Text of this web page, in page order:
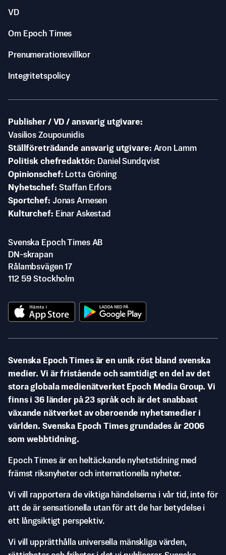
VD
Om Epoch Times
Prenumerationsvillkor
Integritetspolicy
Publisher / VD / ansvarig utgivare
Vasilios Zoupounidis
Ställföreträdande ansvarig utgivare Aron Lamm
Politisk chefredaktör
Daniel Sundqvist
Opinionschef
Lotta Gröning
Nyhetschef Staffan Erfors
Sportchef Jonas Arnesen
Kulturchef
Einar Askestad
Svenska Epoch Times AB
DN-skrapan
Rålambsvägen 17
112 59 Stockholm
Svenska Epoch Times är en unik röst bland svenska
medier. Vi är fristående och samtidigt en del av det
stora globala medienätverket Epoch Media Group. Vi
finns i 36 länder på 23 språk och är det snabbast
växande nätverket av oberoende nyhetsmedier i
världen. Svenska Epoch Times grundades år 2006
som webbtidning.
Epoch Times är en heltäckande nyhetstidning med
främst riksnyheter och internationella nyheter.
Vi vill rapportera de viktiga händelserna i vår tid, inte för
att de är sensationella utan för att de har betydelse i
ett långsiktigt perspektiv.
Vi vill upprätthålla universella mänskliga värden,